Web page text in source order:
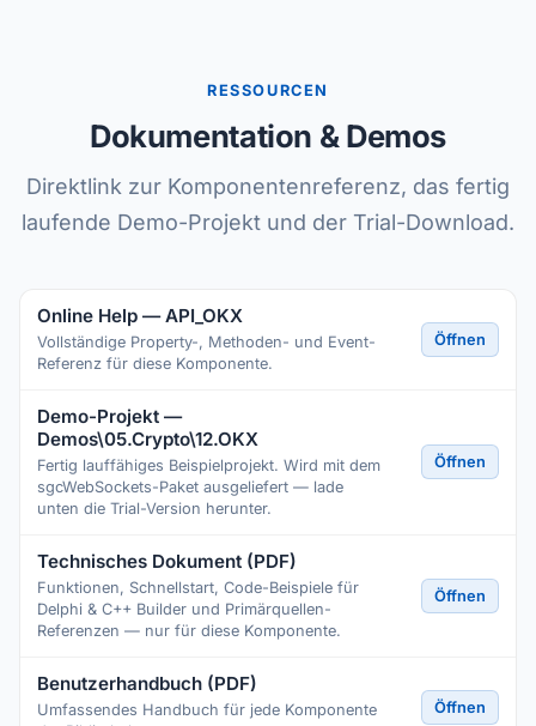
RESSOURCEN
Dokumentation & Demos
Direktlink zur Komponentenreferenz, das fertig
laufende Demo-Projekt und der Trial-Download.
Online Help — API_OKX
Vollständige Property-, Methoden- und Event-
Referenz für diese Komponente.
Öffnen
Demo-Projekt —
Demos\05.Crypto\12.OKX
Fertig lauffähiges Beispielprojekt. Wird mit dem
sgcWebSockets-Paket ausgeliefert — lade
unten die Trial-Version herunter.
Öffnen
Technisches Dokument (PDF)
Funktionen, Schnellstart, Code-Beispiele für
Delphi & C++ Builder und Primärquellen-
Referenzen — nur für diese Komponente.
Öffnen
Benutzerhandbuch (PDF)
Umfassendes Handbuch für jede Komponente
Öffnen